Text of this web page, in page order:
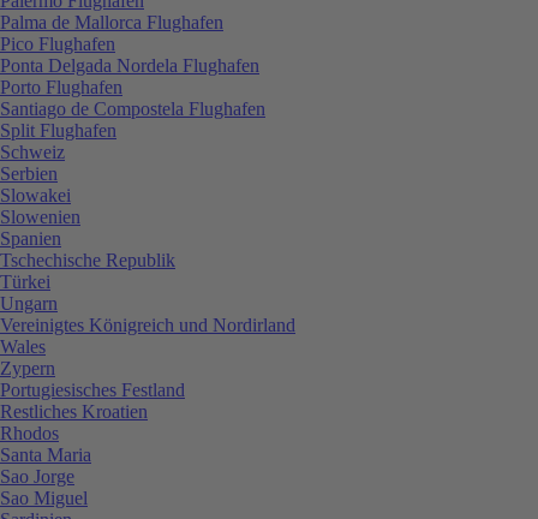
Palma de Mallorca Flughafen
Pico Flughafen
Ponta Delgada Nordela Flughafen
Porto Flughafen
Santiago de Compostela Flughafen
Split Flughafen
Schweiz
Serbien
Slowakei
Slowenien
Spanien
Tschechische Republik
Türkei
Ungarn
Vereinigtes Königreich und Nordirland
Wales
Zypern
Portugiesisches Festland
Restliches Kroatien
Rhodos
Santa Maria
Sao Jorge
Sao Miguel